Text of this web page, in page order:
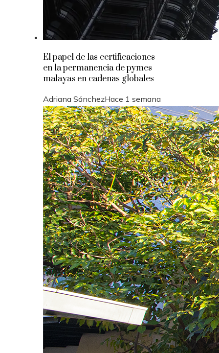
El papel de las certificaciones
en la permanencia de pymes
malayas en cadenas globales
Adriana SánchezHace 1 semana